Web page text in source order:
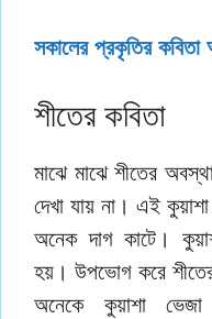
সকালের প্রকৃতির
শীতের কবিতা
মাঝে মাঝে শীতের
দেখা যায় না। এই
অনেক দাগ কাটে।
হয়। উপভোগ করে
অনেকে কুয়াশা ভেজা